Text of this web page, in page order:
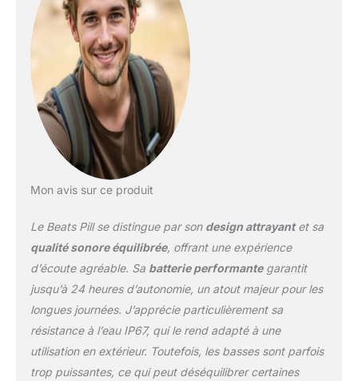
même utiliser le haut-
parleur Beats Pill pour
charger votre téléphone
et d'autres appareils via
un câble USB-C
L'enceinte Beats Pill a
une classe de protection
IP67 pour une résistance
à la poussière et à l'eau
amovible et le panneau
silicone souple vous
permettent d'emporter
ce haut-parleur ultra-
portable partout avec
améliorée stabilise
davantage le tweeter,
offrant des aigus nets et
Mon avis sur ce produit
Le Beats Pill se distingue par son design attrayantet sa
qualité sonore équilibrée, offrant une expérience
d’écoute agréable. Sa batterie performantegarantit
jusqu’à 24 heures d’autonomie, un atout majeur pour les
longues journées. J’apprécie particulièrement sa
résistance à l’eau IP67, qui le rend adapté à une
utilisation en extérieur. Toutefois, les basses sont parfois
trop puissantes, ce qui peut déséquilibrer certaines